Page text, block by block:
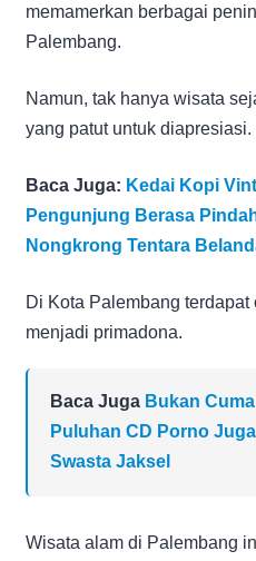
memamerkan berbagai
Palembang.
Namun, tak hanya wisata
yang patut untuk diapresiasi.
Baca Juga: Kedai Kopi
Pengunjung Berasa
Nongkrong Tentara
Di Kota Palembang
menjadi primadona.
Baca Juga Bukan
Puluhan CD Porno
Swasta Jaksel
Wisata alam di Palembang